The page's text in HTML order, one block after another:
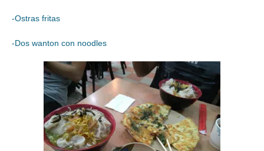
-Ostras fritas
-Dos wanton con noodles